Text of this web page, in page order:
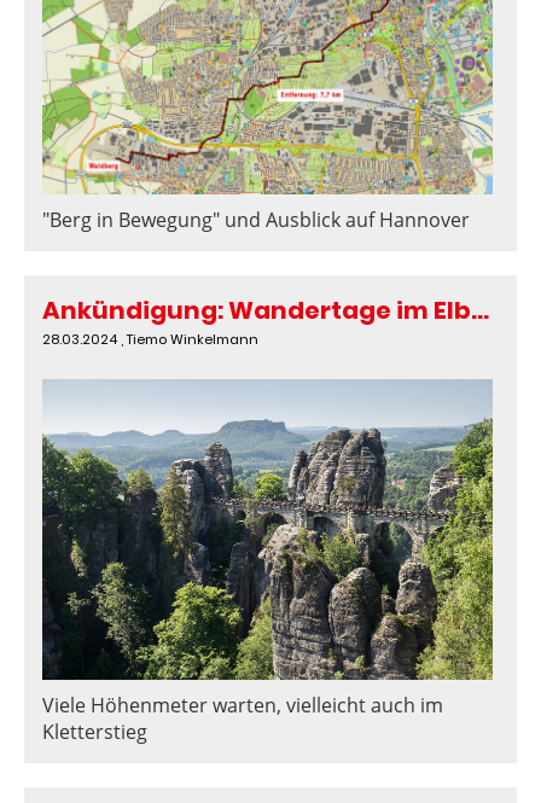
"Berg in Bewegung" und Ausblick auf Hannover
Ankündigung: Wandertage im Elbsandsteingebirge (20.4 - 25.4)
28.03.2024 , Tiemo Winkelmann
Viele Höhenmeter warten, vielleicht auch im
Kletterstieg